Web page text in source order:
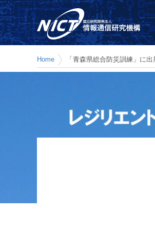
Home 「青森県総合防災訓練」に出